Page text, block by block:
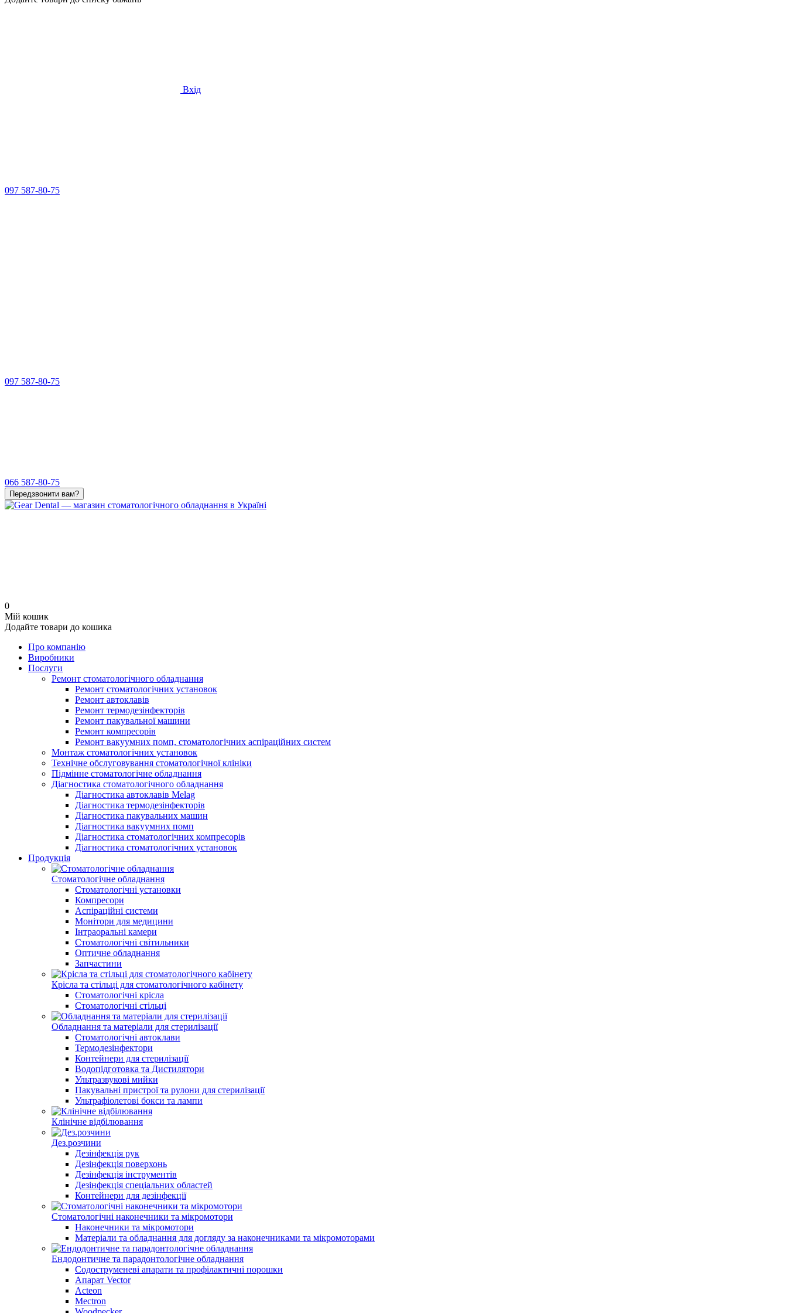
Вхід
097 587-80-75
097 587-80-75
066 587-80-75
Передзвонити вам?
0
Мій кошик
Додайте товари до кошика
Про компанію
Виробники
Послуги
Ремонт стоматологічного обладнання
Ремонт стоматологічних установок
Ремонт автоклавів
Ремонт термодезінфекторів
Ремонт пакувальної машини
Ремонт компресорів
Ремонт вакуумних помп, стоматологічних аспіраційних систем
Монтаж стоматологічних установок
Технічне обслуговування стоматологічної клініки
Підмінне стоматологічне обладнання
Діагностика стоматологічного обладнання
Діагностика автоклавів Melag
Діагностика термодезінфекторів
Діагностика пакувальних машин
Діагностика вакуумних помп
Діагностика стоматологічних компресорів
Діагностика стоматологічних установок
Продукція
Стоматологічне обладнання
Стоматологічні установки
Компресори
Аспіраційні системи
Монітори для медицини
Інтраоральні камери
Стоматологічні світильники
Оптичне обладнання
Запчастини
Крісла та стільці для стоматологічного кабінету
Стоматологічні крісла
Стоматологічні стільці
Обладнання та матеріали для стерилізації
Стоматологічні автоклави
Термодезінфектори
Контейнери для стерилізації
Водопідготовка та Дистилятори
Ультразвукові мийки
Пакувальні пристрої та рулони для стерилізації
Ультрафіолетові бокси та лампи
Клінічне відбілювання
Дез.розчини
Дезінфекція рук
Дезінфекція поверхонь
Дезінфекція інструментів
Дезінфекція спеціальних областей
Контейнери для дезінфекції
Стоматологічні наконечники та мікромотори
Наконечники та мікромотори
Матеріали та обладнання для догляду за наконечниками та мікромоторами
Ендодонтичне та парадонтологічне обладнання
Содоструменеві апарати та профілактичні порошки
Апарат Vector
Acteon
Mectron